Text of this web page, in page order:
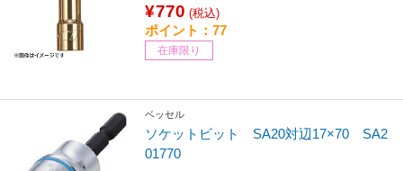
¥770 (税込)
ポイント：77
在庫限り
ベッセル
ソケットビット SA20対辺17×70 SA2
01770